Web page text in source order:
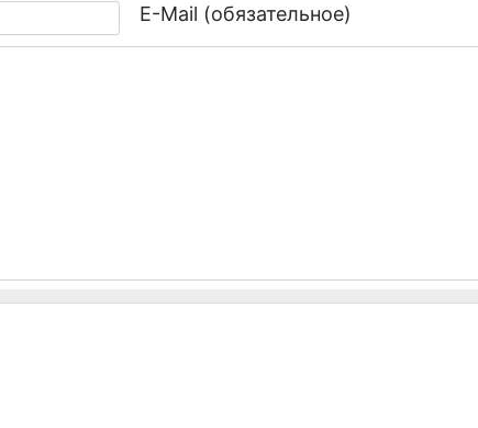
E-Mail (обязательное)